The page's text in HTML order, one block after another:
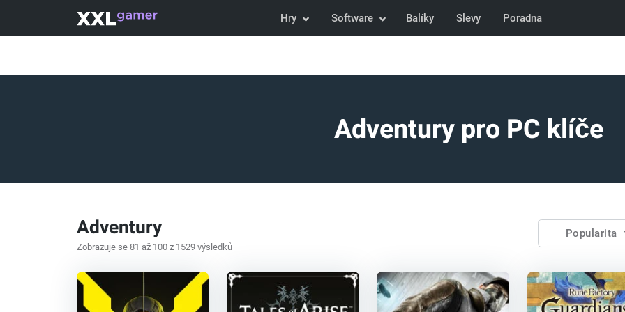
Hry Software Balíky Slevy Poradna
Adventury pro PC klíče
Adventury
Zobrazuje se 81 až 100 z 1529 výsledků
Popularita